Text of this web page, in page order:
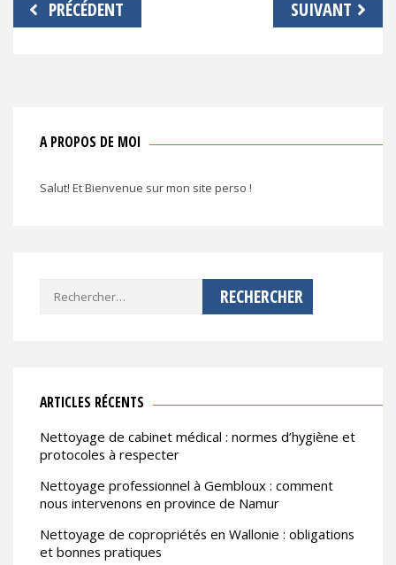
de
PRÉCÉDENT SUIVANT
A PROPOS DE MOI
Salut! Et Bienvenue sur mon site perso !
Rechercher :
ARTICLES RÉCENTS
Nettoyage de cabinet médical : normes d’hygiène et
protocoles à respecter
Nettoyage professionnel à Gembloux : comment
nous intervenons en province de Namur
Nettoyage de copropriétés en Wallonie : obligations
et bonnes pratiques